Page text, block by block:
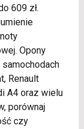
609 zł.
Opony
Renault
A4 oraz wielu
porównaj
czy